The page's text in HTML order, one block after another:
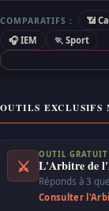
COMPARATIFS : 📶
🎧 IEM
🏃 Sport
OUTILS EXCLUSIFS
⚔
OUTIL GRATUIT
L'Arbitre de
Réponds à 3
Consulter